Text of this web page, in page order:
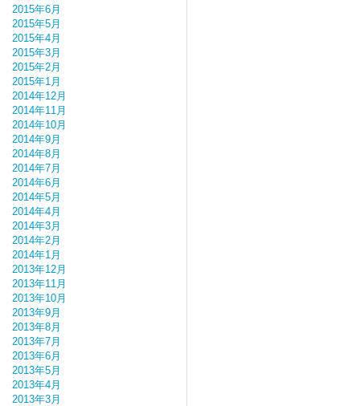
2015年6月
2015年5月
2015年4月
2015年3月
2015年2月
2015年1月
2014年12月
2014年11月
2014年10月
2014年9月
2014年8月
2014年7月
2014年6月
2014年5月
2014年4月
2014年3月
2014年2月
2014年1月
2013年12月
2013年11月
2013年10月
2013年9月
2013年8月
2013年7月
2013年6月
2013年5月
2013年4月
2013年3月